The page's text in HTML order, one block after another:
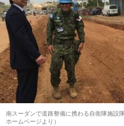
南スーダンで道路整備に携わる自衛隊施設
ホームページより）